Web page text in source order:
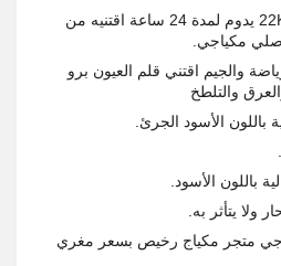
قلم عيون برو اكتيف 22K يدوم لمدة 24 ساعة اقتنيه من
مكياجي.
والجيم اقتني قلم العيون برو
والتلطخ
باللون الأسود الجرئ.
باللون الأسود.
ولا يتأثر به.
متجر مكياج رخيص بسعر مغري